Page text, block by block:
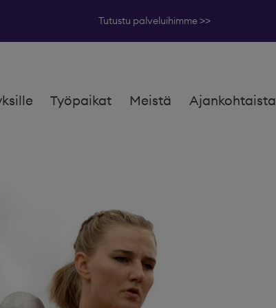
Tutustu palveluihimme >>
Työpaikat Meistä Ajankohtaista